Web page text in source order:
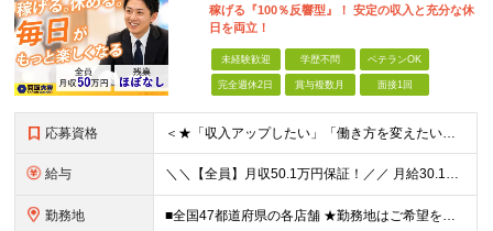
稼げる『100％反響型』！ 安定の収入と充分な休
日を両立！
未経験歓迎 学歴不問 ベテランOK
完全週休2日 賞与複数月 面接1回
応募資格 ＜★「収入アップしたい」「働き方を変えたい」「スキルを身につけたい」方、大歓迎！★＞ ◆未経験OK ◆学歴不問・第二新卒歓迎 ◆社会人経験1年以上 ★100％人柄、意欲重視の採用です 「新しい環境で
給与 ＼＼【全員】月収50.1万円保証！／／ 月給30.1万円＋インセン＋特別手当20万円(半年間)＋賞与 ※経験者は優遇いたします（研修も免除の場合有） ※固定残業代:7万4000円以上/月45時間分
勤務地 ■全国47都道府県の各店舗 ★勤務地はご希望を考慮の上、決定します ★今後も店舗を全国に拡大していきます ★U・Iターン歓迎（社宅あり） ★マイカー通勤OK（地域により規定あり。詳細はお問合せくださ